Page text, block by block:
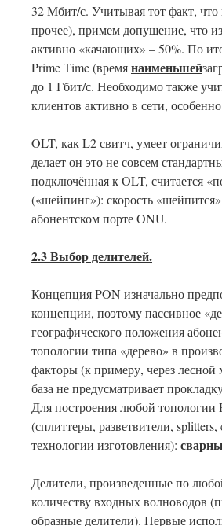
32 Мбит/с. Учитывая тот факт, что
прочее), примем допущение, что
активно «качающих» – 50%. По
Prime Time (времянаименьшей
до 1 Гбит/с. Необходимо также
клиентов активно в сети,
OLT, как L2 свитч, умеет
делает он это не совсем
подключённая к OLT, считается
(«шейпинг»): скорость
абонентском порте ONU.
2.3 Выбор делителей.
Концепция PON изначально
концепции, поэтому пассивное
географического положения
топологии типа «дерево» в
факторы (к примеру, через лесной
база не предусматривает
Для построения любой топологии
(сплиттеры, разветвители,
технологии изготовления):
Делители, произведенные по
количеству входных волноводов
образные делители). Первые